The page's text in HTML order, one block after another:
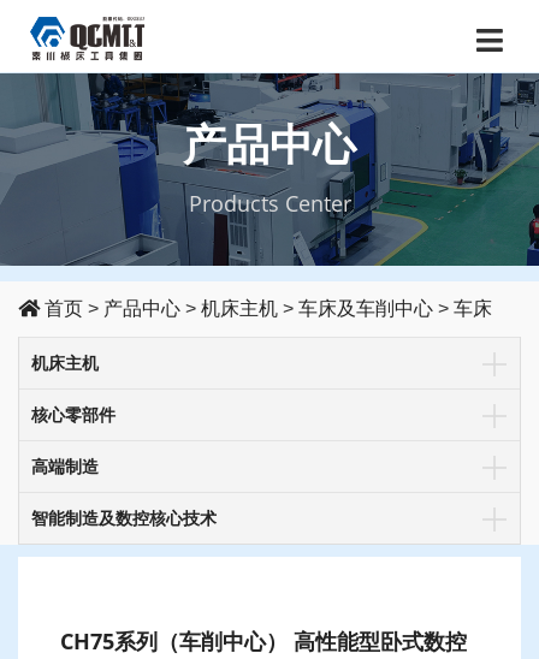
产品中心
Products Center
首页 > 产品中心 > 机床主机 > 车床及车削中心 > 车床
机床主机
核心零部件
高端制造
智能制造及数控核心技术
CH75系列（车削中心） 高性能型卧式数控